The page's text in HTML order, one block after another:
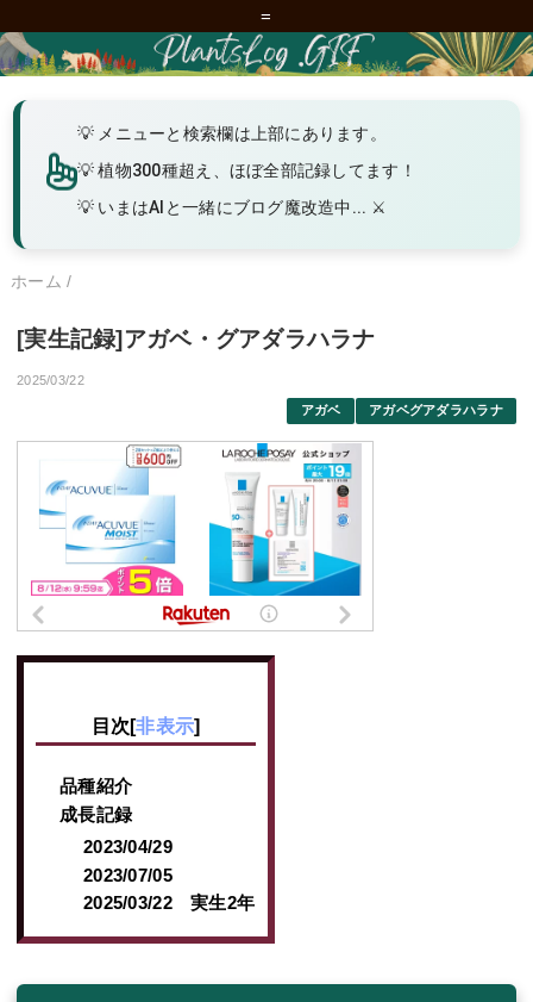
=
メニューと検索欄は上部にあります。
植物300種超え、ほぼ全部記録してます！
いまはAIと一緒にブログ魔改造中... ⚔️
ホーム /
[実生記録]アガベ・グアダラハラナ
2025/03/22
アガベ アガベグアダラハラナ
目次[非表示]
品種紹介
成長記録
2023/04/29
2023/07/05
2025/03/22 実生2年